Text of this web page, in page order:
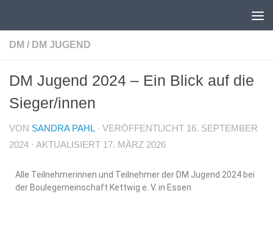
DM / DM JUGEND
DM Jugend 2024 – Ein Blick auf die
Sieger/innen
VON SANDRA PAHL · VERÖFFENTLICHT 16. SEPTEMBER
2024 · AKTUALISIERT 17. MÄRZ 2026
Alle Teilnehmerinnen und Teilnehmer der DM Jugend 2024 bei
der Boulegemeinschaft Kettwig e. V. in Essen